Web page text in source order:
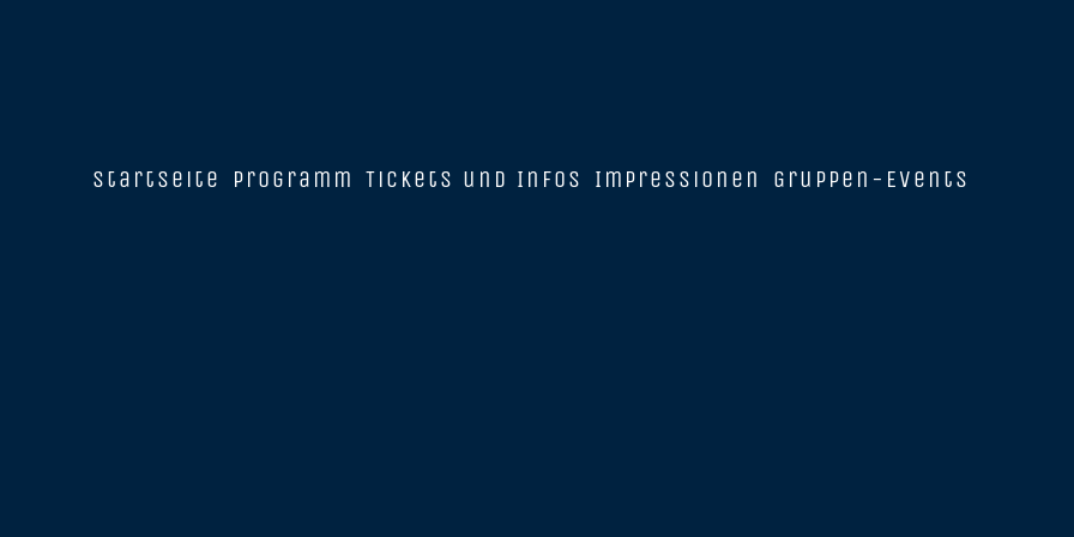
Startseite Programm Tickets und Infos Impressionen Gruppen-Events